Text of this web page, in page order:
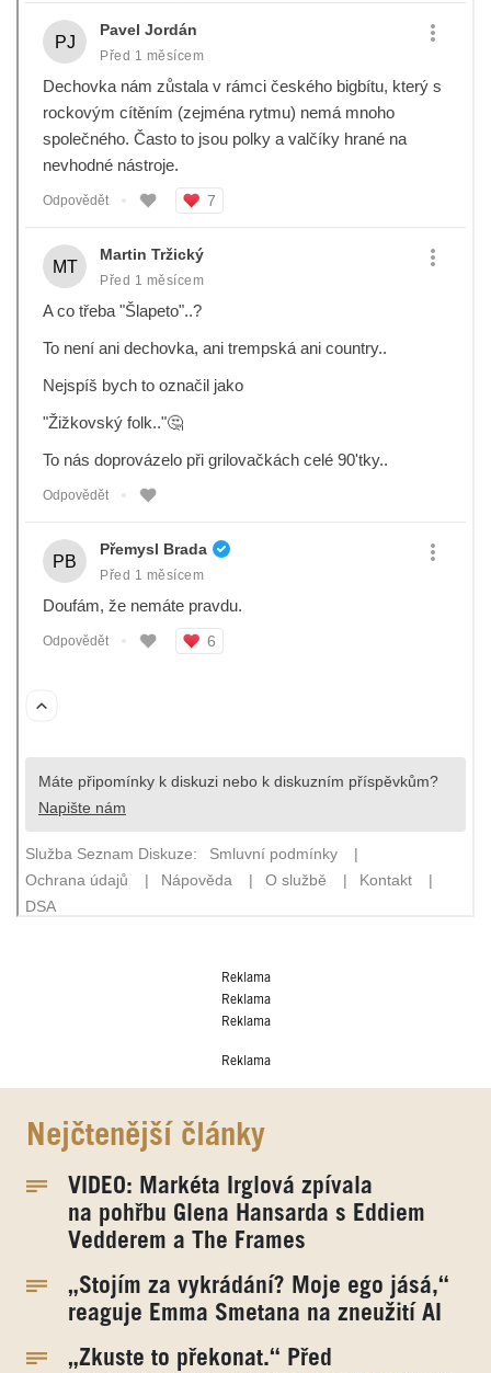
Reklama
Reklama
Reklama
Reklama
Nejčtenější články
VIDEO: Markéta Irglová zpívala
na pohřbu Glena Hansarda s Eddiem
Vedderem a The Frames
„Stojím za vykrádání? Moje ego jásá,“
reaguje Emma Smetana na zneužití AI
„Zkuste to překonat.“ Před